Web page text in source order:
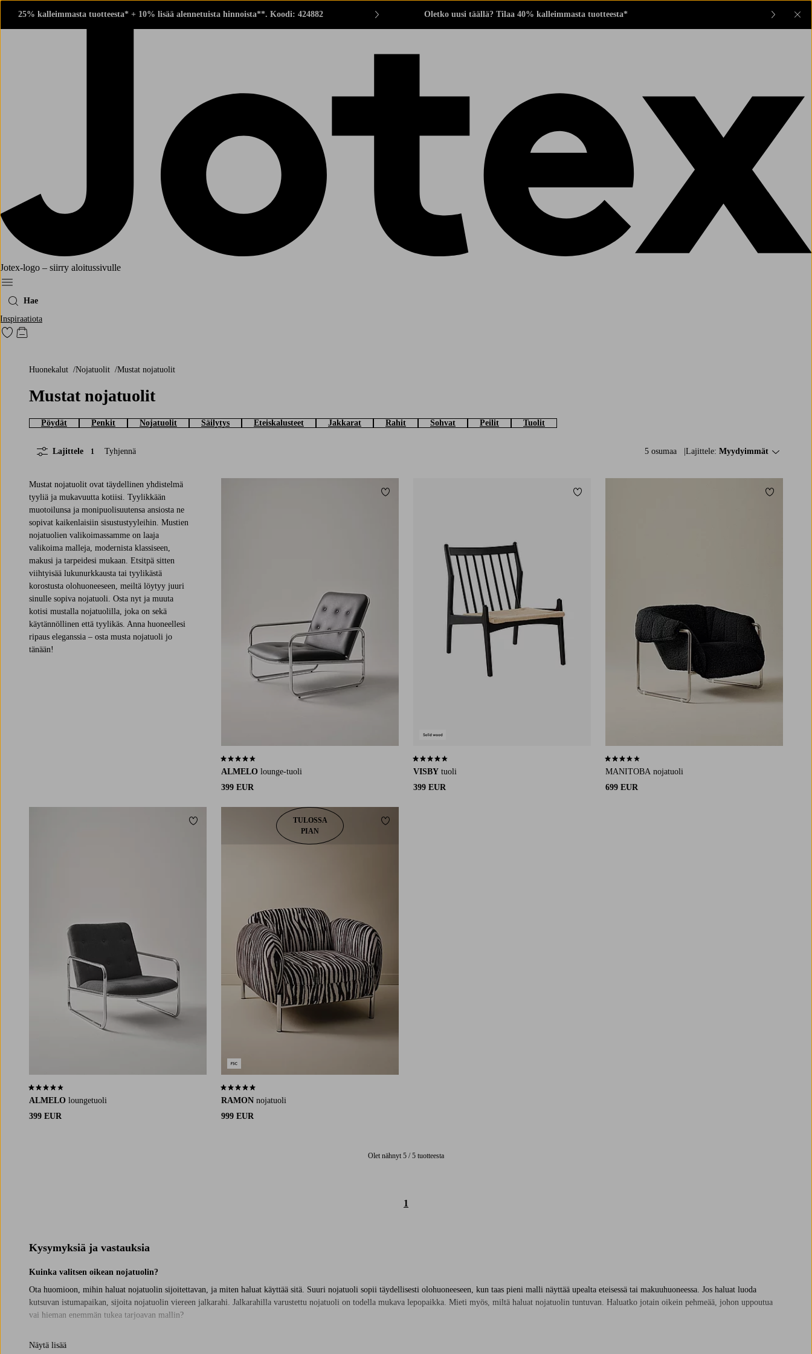
25% kalleimmasta tuotteesta* + 10% lisää alennetuista hinnoista**. Koodi: 424882 Oletko uusi täällä? Tilaa 40% kalleimmasta tuotteesta*
Jotex-logo – siirry aloitussivulle
Menu
Hae
Inspiraatiota
Siirry merkittyihin suosikkituotteisiin
Siirry ostoskoriin
Huonekalut Nojatuolit Mustat nojatuolit
Mustat nojatuolit
Pöydät Penkit Nojatuolit Säilytys Eteiskalusteet Jakkarat Rahit Sohvat Peilit Tuolit
5 osumaa Lajittele: Myydyimmät
Lajittele 1 Tyhjennä
Mustat nojatuolit ovat täydellinen yhdistelmä
tyyliä ja mukavuutta kotiisi. Tyylikkään
muotoilunsa ja monipuolisuutensa ansiosta ne
sopivat kaikenlaisiin sisustustyyleihin. Mustien
nojatuolien valikoimassamme on laaja
valikoima malleja, modernista klassiseen,
makusi ja tarpeidesi mukaan. Etsitpä sitten
viihtyisää lukunurkkausta tai tyylikästä
korostusta olohuoneeseen, meiltä löytyy juuri
sinulle sopiva nojatuoli. Osta nyt ja muuta
kotisi mustalla nojatuolilla, joka on sekä
käytännöllinen että tyylikäs. Anna huoneellesi
ripaus eleganssia – osta musta nojatuoli jo
tänään!
ALMELO lounge-tuoli
399 EUR
4,3 perustuen 9 arvosanaan
Lisää suosikkeihin
VISBY tuoli
399 EUR
4,4 perustuen 32 arvosanaan
Lisää suosikkeihin
MANITOBA nojatuoli
699 EUR
3,6 perustuen 27 arvosanaan
Lisää
ALMELO loungetuoli
399 EUR
4,0 perustuen 23 arvosanaan
Lisää suosikkeihin
RAMON nojatuoli
999 EUR
5,0 perustuen 3 arvosanaan
TULOSSA
PIAN
Lisää suosikkeihin
Olet nähnyt 5 / 5 tuotteesta
1
Kysymyksiä ja vastauksia
Kuinka valitsen oikean nojatuolin?
Ota huomioon, mihin haluat nojatuolin sijoitettavan, ja miten haluat käyttää sitä. Suuri nojatuoli sopii täydellisesti olohuoneeseen, kun taas pieni malli näyttää upealta eteisessä tai makuuhuoneessa. Jos haluat luoda
kutsuvan istumapaikan, sijoita nojatuolin viereen jalkarahi. Jalkarahilla varustettu nojatuoli on todella mukava lepopaikka. Mieti myös, miltä haluat nojatuolin tuntuvan. Haluatko jotain oikein pehmeää, johon uppoutua
vai hieman enemmän tukea tarjoavan mallin?
Näytä lisää